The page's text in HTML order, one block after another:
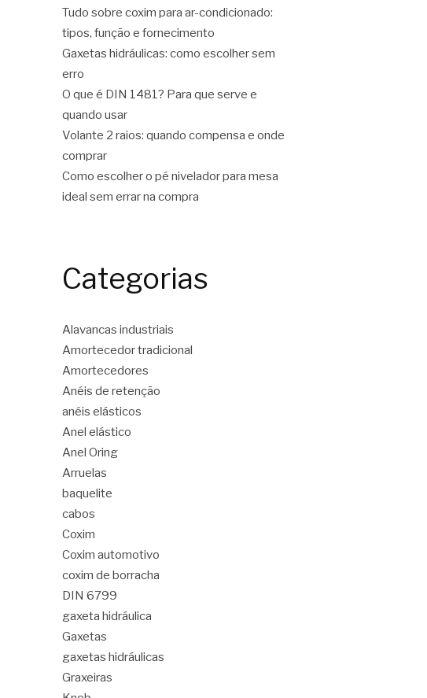
Tudo sobre coxim para ar-condicionado:
tipos, função e fornecimento
Gaxetas hidráulicas: como escolher sem
erro
O que é DIN 1481? Para que serve e
quando usar
Volante 2 raios: quando compensa e onde
comprar
Como escolher o pé nivelador para mesa
ideal sem errar na compra
Categorias
Alavancas industriais
Amortecedor tradicional
Amortecedores
Anéis de retenção
anéis elásticos
Anel elástico
Anel Oring
Arruelas
baquelite
cabos
Coxim
Coxim automotivo
coxim de borracha
DIN 6799
gaxeta hidráulica
Gaxetas
gaxetas hidráulicas
Graxeiras